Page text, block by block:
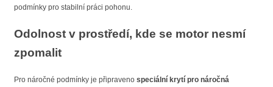
podmínky pro stabilní práci pohonu.
Odolnost v prostředí, kde se motor nesmí
zpomalit
Pro náročné podmínky je připraveno speciální krytí pro náročná